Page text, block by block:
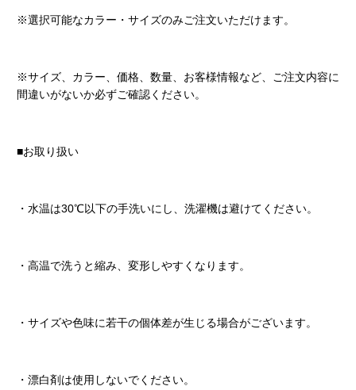
※選択可能なカラー・サイズのみご注文いただけます。
※サイズ、カラー、価格、数量、お客様情報など、ご注文内容に
間違いがないか必ずご確認ください。
■お取り扱い
・水温は30℃以下の手洗いにし、洗濯機は避けてください。
・高温で洗うと縮み、変形しやすくなります。
・サイズや色味に若干の個体差が生じる場合がございます。
・漂白剤は使用しないでください。